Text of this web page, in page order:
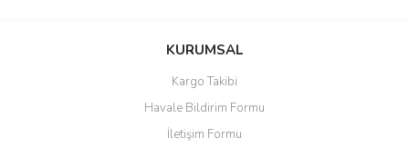
KURUMSAL
Kargo Takibi
Havale Bildirim Formu
İletişim Formu